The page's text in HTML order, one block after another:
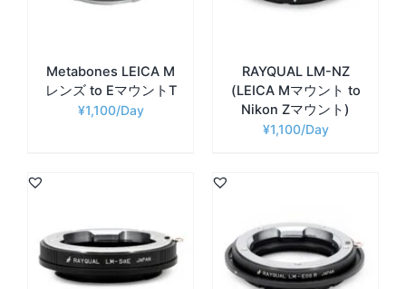
Metabones LEICA M
レンズ to EマウントT
¥1,100
RAYQUAL LM-NZ
(LEICA Mマウント to
Nikon Zマウント)
¥1,100